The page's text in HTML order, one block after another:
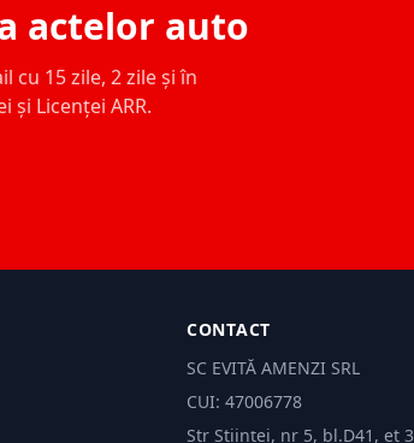
actelor auto
cu 15 zile, 2 zile și în
și Licenței ARR.
CONTACT
SC EVITĂ AMENZI SRL
CUI: 47006778
Str Științei, nr 5, bl.D41, et 3